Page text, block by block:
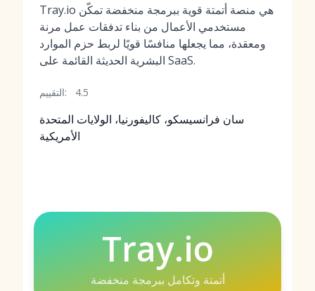
Tray.io هي منصة أتمتة قوية ببرمجة منخفضة تمكّن
مستخدمي الأعمال من بناء تدفقات عمل مرنة
ومعقدة، مما يجعلها منافسًا قويًا لربط حزم الموارد
البشرية الحديثة القائمة على SaaS.
التقييم: 4.5
سان فرانسيسكو، كاليفورنيا، الولايات المتحدة
الأمريكية
Tray.io
أتمتة وتكامل ببرمجة منخفضة